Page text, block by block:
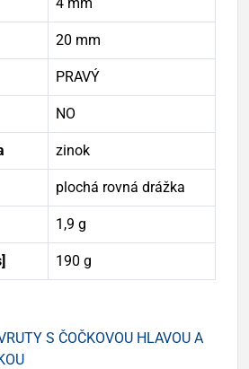
20 mm
PRAVÝ
NO
zinok
plochá rovná drážka
1,9 g
190 g
S ČOČKOVOU HLAVOU A